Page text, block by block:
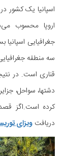
اسپانیا یک کشور
اروپا محسوب
جغرافیایی
سه منطقه
قناری است. در
دشتها، سواحل،
کرده است.اگز
دریافت ویزای